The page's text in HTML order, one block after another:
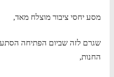
מסע יחסי ציבור מוצלח מאד,
החנות,